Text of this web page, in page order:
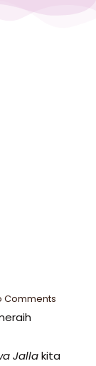
Comments
Jallakita